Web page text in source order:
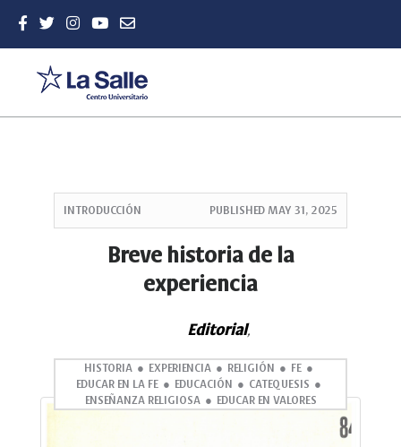
Sidebar
INTRODUCCIÓN PUBLISHED MAY 31, 2025
Breve historia de la
experiencia
Editorial,
HISTORIA EXPERIENCIA RELIGIÓN
FE
EDUCAR EN LA FE
EDUCACIÓN
CATEQUESIS
ENSEÑANZA RELIGIOSA
EDUCAR EN VALORES